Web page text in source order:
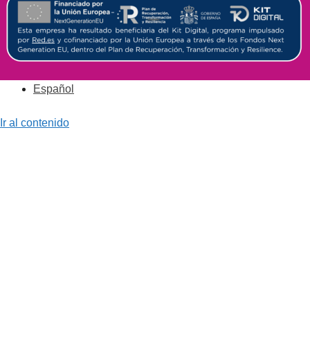
Español
Ir al contenido